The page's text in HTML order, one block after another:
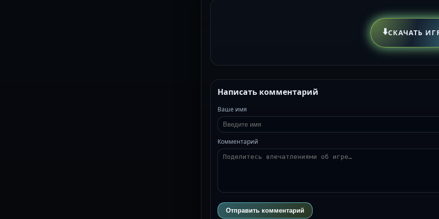
⬇️СКАЧАТЬ
Написать комментарий
Ваше имя
Комментарий
Отправить комментарий